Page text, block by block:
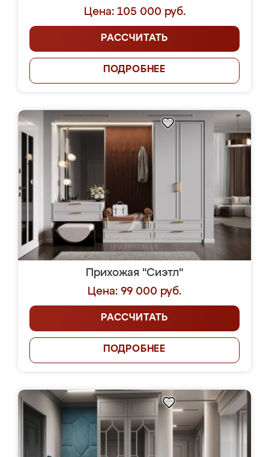
Цена: 105 000 руб.
РАССЧИТАТЬ
ПОДРОБНЕЕ
Прихожая "Сиэтл"
Цена: 99 000 руб.
РАССЧИТАТЬ
ПОДРОБНЕЕ